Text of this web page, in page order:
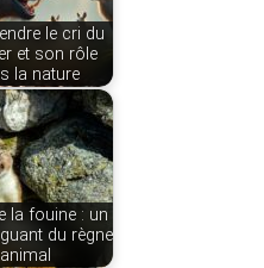
le cri du
et son rôle
la nature
la fouine : un
du règne
animal